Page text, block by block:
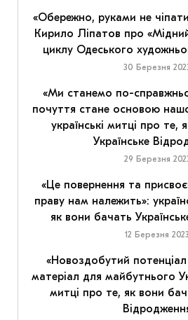
«Обережно, руками не
Кирило Ліпатов про
циклу Одеського
30 Березня
«Ми станемо по-
почуття стане основою
українські митці про те,
Українське
29 Березня
«Це повернення та
праву нам належить»:
як вони бачать
12 Березня 2023
«Новоздобутий потенціал
матеріал для майбутнього
митці про те, як вони